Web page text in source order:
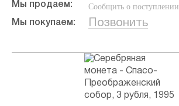
Мы продаем: Сообщить о поступлении
Мы покупаем: Позвонить